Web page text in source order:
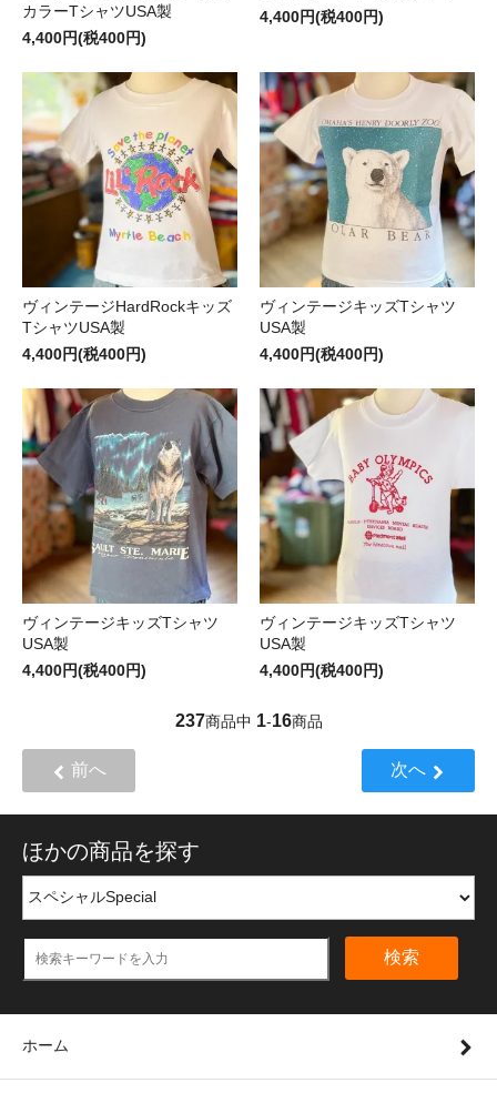
カラーTシャツUSA製
4,400円(税400円)
4,400円(税400円)
ヴィンテージHardRockキッズ
TシャツUSA製
4,400円(税400円)
ヴィンテージキッズTシャツ
USA製
4,400円(税400円)
ヴィンテージキッズTシャツ
USA製
4,400円(税400円)
ヴィンテージキッズTシャツ
USA製
4,400円(税400円)
237商品中 1-16商品
前へ 次へ
ほかの商品を探す
検索
ホーム